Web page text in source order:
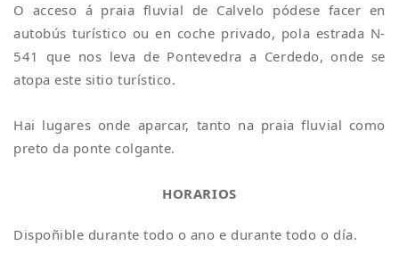
O acceso á praia fluvial de Calvelo pódese facer en
autobús turístico ou en coche privado, pola estrada N-
541 que nos leva de Pontevedra a Cerdedo, onde se
atopa este sitio turístico.
Hai lugares onde aparcar, tanto na praia fluvial como
preto da ponte colgante.
HORARIOS
Dispoñible durante todo o ano e durante todo o día.